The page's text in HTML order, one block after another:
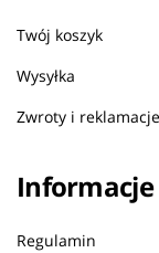
Twój koszyk
Wysyłka
Zwroty i reklamacje
Informacje
Regulamin